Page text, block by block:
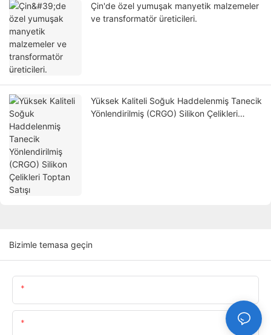
Çin'de özel yumuşak manyetik malzemeler
ve transformatör üreticileri.
Yüksek Kaliteli Soğuk Haddelenmiş Tanecik
Yönlendirilmiş (CRGO) Silikon Çelikleri
Bizimle temasa geçin